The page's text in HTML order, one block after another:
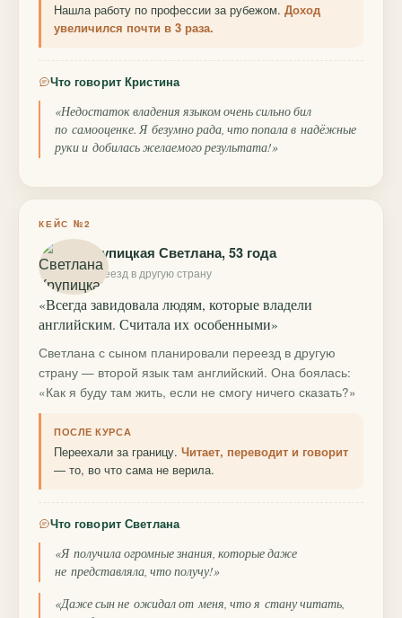
Нашла работу по профессии за рубежом. Доход
увеличился почти в 3 раза.
Что говорит Кристина
«Недостаток владения языком очень сильно бил
по самооценке. Я безумно рада, что попала в надёжные
руки и добилась желаемого результата!»
КЕЙС №2
Крупицкая Светлана, 53 года
переезд в другую страну
«Всегда завидовала людям, которые владели
английским. Считала их особенными»
Светлана с сыном планировали переезд в другую
страну — второй язык там английский. Она боялась:
«Как я буду там жить, если не смогу ничего сказать?»
ПОСЛЕ КУРСА
Переехали за границу. Читает, переводит и говорит
— то, во что сама не верила.
Что говорит Светлана
«Я получила огромные знания, которые даже
не представляла, что получу!»
«Даже сын не ожидал от меня, что я стану читать,